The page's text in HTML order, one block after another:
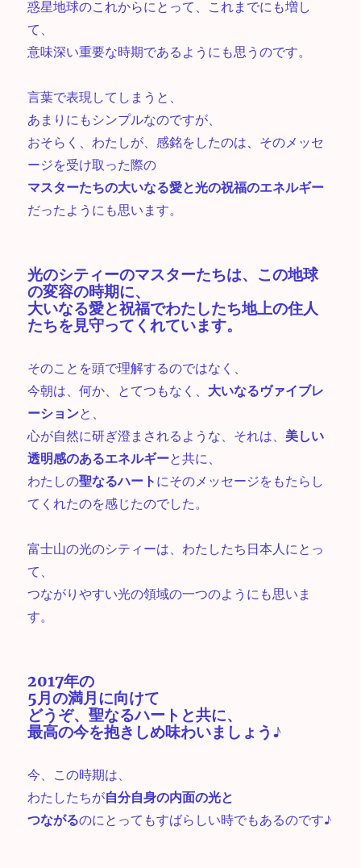
惑星地球のこれからにとって、これまでにも増し
て、
意味深い重要な時期であるようにも思うのです。
言葉で表現してしまうと、
あまりにもシンプルなのですが、
おそらく、わたしが、感銘をしたのは、そのメッセ
ージを受け取った際の
マスターたちの大いなる愛と光の祝福のエネルギー
だったようにも思います。
光のシティーのマスターたちは、この地球
の変容の時期に、
大いなる愛と祝福でわたしたち地上の住人
たちを見守ってくれています。
そのことを頭で理解するのではなく、
今朝は、何か、とてつもなく、 大いなるヴァイブレ
ーションと、
心が自然に研ぎ澄まされるような、それは、 美しい
透明感のあるエネルギーと共に、
わたしの聖なるハート にそのメッセージをもたらし
てくれたのを感じたのでした。
富士山の光のシティーは、わたしたち日本人にとっ
て、
つながりやすい光の領域の一つのようにも思いま
す。
2017年の
5月の満月に向けて
どうぞ、聖なるハートと共に、
最高の今を抱きしめ味わいましょう♪
今、この時期は、
わたしたちが自分自身の内面の光と
つながるのにとってもすばらしい時でもあるのです♪